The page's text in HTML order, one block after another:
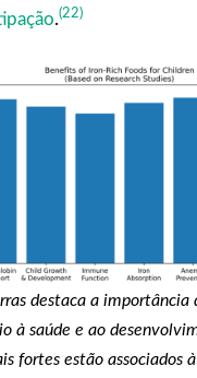
.(22)
destaca a importância
à saúde e ao
fortes estão associados